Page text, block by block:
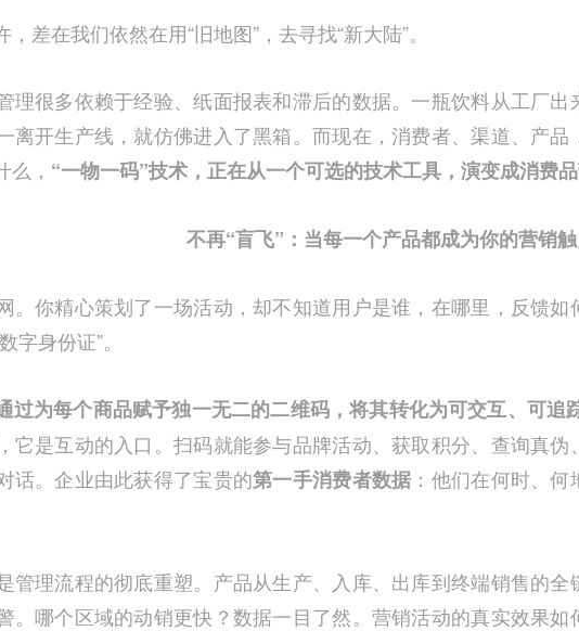
差在我们依然在用“旧地图”，去寻找“新大陆”。
理很多依赖于经验、纸面报表和滞后的数据。一瓶饮料从工厂
离开生产线，就仿佛进入了黑箱。而现在，消费者、渠道、产品
， “一物一码”技术，正在从一个可选的技术工具，演变成消费品
不再“盲飞”：当每一个产品都成为你的营销
。你精心策划了一场活动，却不知道用户是谁，在哪里，反馈
字身份证”。
过为每个商品赋予独一无二的二维码，将其转化为可交互、可追
它是互动的入口。扫码就能参与品牌活动、获取积分、查询真
话。企业由此获得了宝贵的第一手消费者数据 ：他们在何时、
管理流程的彻底重塑。产品从生产、入库、出库到终端销售的
。哪个区域的动销更快？数据一目了然。营销活动的真实效果